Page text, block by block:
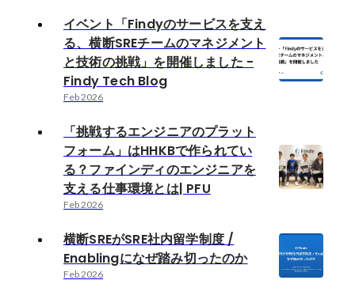
イベント「Findyのサービスを支え
る、横断SREチームのマネジメント
と技術の挑戦」を開催しました -
Findy Tech Blog
Feb 2026
「挑戦するエンジニアのプラット
フォーム」はHHKBで作られてい
る？ファインディのエンジニアを
支える仕事環境とは| PFU
Feb 2026
横断SREがSRE社内留学制度 /
Enablingになぜ踏み切ったのか
Feb 2026